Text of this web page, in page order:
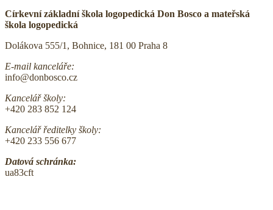
Církevní základní škola logopedická Don Bosco a mateřská
škola logopedická
Dolákova 555/1, Bohnice, 181 00 Praha 8
E-mail kanceláře:
info@donbosco.cz
Kancelář školy:
+420 283 852 124
Kancelář ředitelky školy:
+420 233 556 677
Datová schránka:
ua83cft